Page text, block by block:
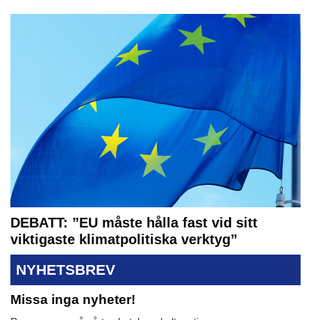
DEBATT: ”EU måste hålla fast vid sitt
viktigaste klimatpolitiska verktyg”
NYHETSBREV
Missa inga nyheter!